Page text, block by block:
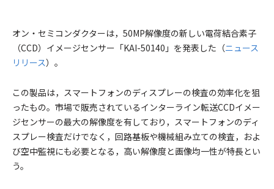
オン・セミコンダクターは，50MP解像度の新しい電荷結合素子
（CCD）イメージセンサー「KAI-50140」を発表した（ニュース
リリース）。
この製品は，スマートフォンのディスプレーの検査の効率化を狙
ったもの。市場で販売されているインターライン転送CCDイメー
ジセンサーの最大の解像度を有しており，スマートフォンのディ
スプレー検査だけでなく，回路基板や機械組み立ての検査，およ
び空中監視にも必要となる，高い解像度と画像均一性が特長とい
う。